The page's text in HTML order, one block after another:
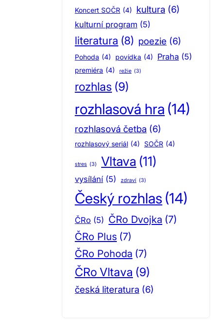
Koncert SOČR (4) kultura (6)
kulturní program (5)
literatura (8) poezie (6)
Pohoda (4) povídka (4) Praha (5)
premiéra (4) režie (3)
rozhlas (9)
rozhlasová hra (14)
rozhlasová četba (6)
rozhlasový seriál (4) SOČR (4)
stres (3) Vltava (11)
vysílání (5) zdraví (3)
Český rozhlas (14)
ČRo (5) ČRo Dvojka (7)
ČRo Plus (7)
ČRo Pohoda (7)
ČRo Vltava (9)
česká literatura (6)